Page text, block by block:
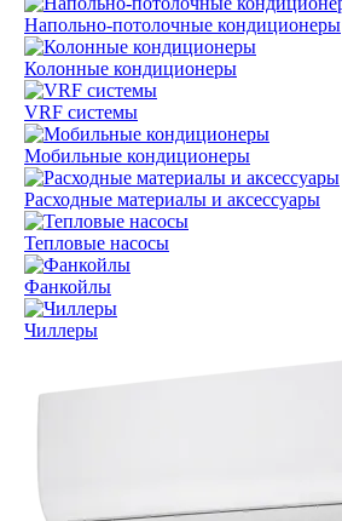
Напольно-потолочные кондиционеры
Колонные кондиционеры
VRF системы
Мобильные кондиционеры
Расходные материалы и аксессуары
Тепловые насосы
Фанкойлы
Чиллеры